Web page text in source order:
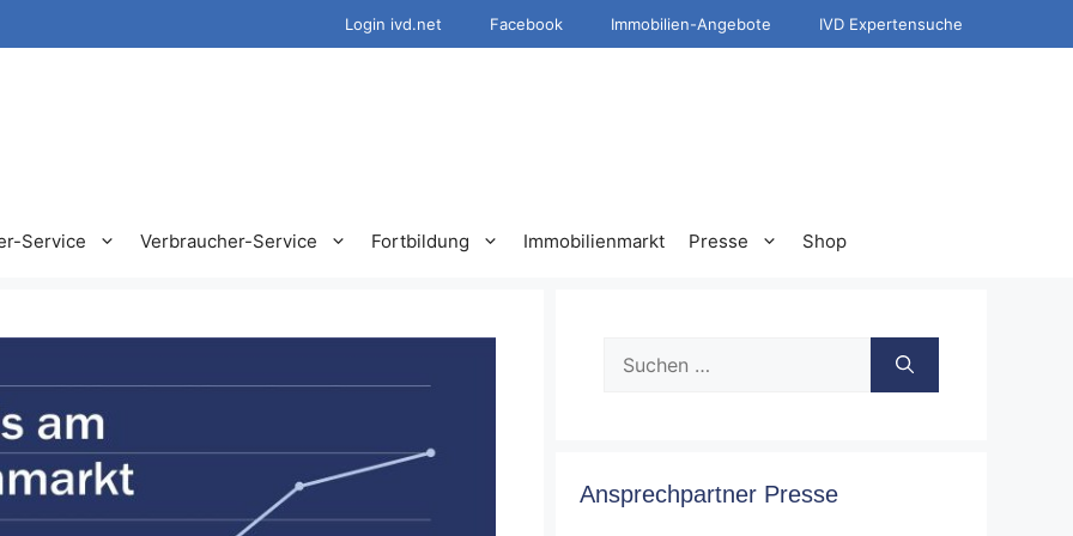
Login ivd.net Facebook Immobilien-Angebote IVD Expertensuche
Service Verbraucher-Service Fortbildung Immobilienmarkt Presse Shop
nach:
Ansprechpartner Presse